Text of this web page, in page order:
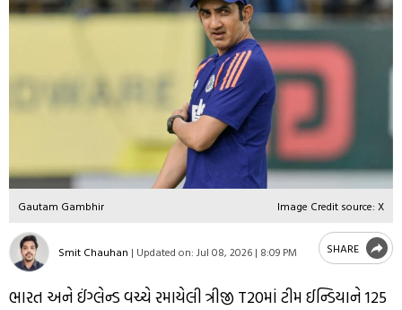
Gautam Gambhir Image Credit source: X
Smit Chauhan | Updated on: Jul 08, 2026 | 8:09 PM SHARE
ભારત અને ઈંગ્લેન્ડ વચ્ચે રમાયેલી ત્રીજી T20માં ટીમ ઈન્ડિયાને 125